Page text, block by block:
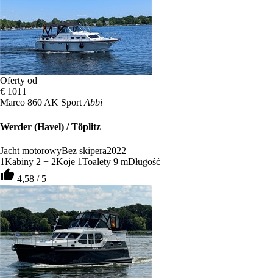
Oferty od
€ 1011
Marco 860 AK SportAbbi
Werder (Havel) / Töplitz
Jacht motorowyBez skipera2022
1Kabiny 2 + 2Koje 1Toalety 9 mDługość
thumb_up 4,58 / 5